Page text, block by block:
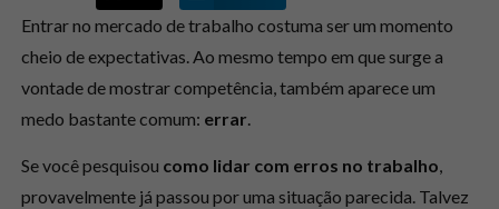
Entrar no mercado de trabalho costuma ser um momento
cheio de expectativas. Ao mesmo tempo em que surge a
vontade de mostrar competência, também aparece um
medo bastante comum: errar.
Se você pesquisou como lidar com erros no trabalho,
provavelmente já passou por uma situação parecida. Talvez